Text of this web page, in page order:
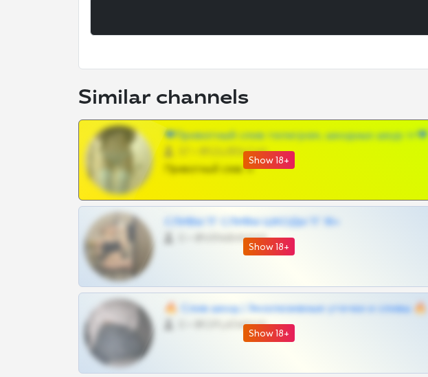
Similar channels
Show 18+
❤Приватный слив телеграм, шкодных шкур тг❤
@SZu3ll3sCatt_bot
Приватный слив тг
Show 18+
СЛИВЫ ТГ СЛИВЫ ШКОДЫ ТГ 18+
@VIPARHIVS55BOT
Show 18+
🔥 Слив шкод | Эксклюзивные утечки и сливы 🔥
@OPLATAPODPSK1BOT